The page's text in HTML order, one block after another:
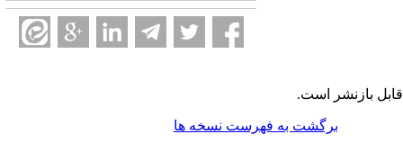
قابل بازنشر است.
برگشت به فهرست نسخه ها